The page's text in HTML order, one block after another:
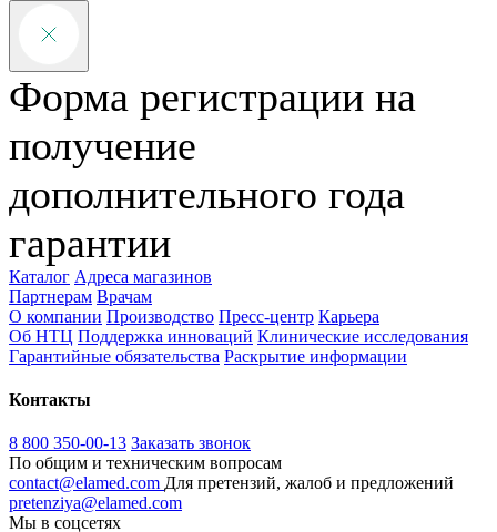
Форма регистрации на
получение
дополнительного года
гарантии
Каталог Адреса магазинов
Партнерам Врачам
О компании Производство Пресс-центр Карьера
Об НТЦ Поддержка инноваций Клинические исследования
Гарантийные обязательства Раскрытие информации
Контакты
8 800 350-00-13 Заказать звонок
По общим и техническим вопросам
contact@elamed.com Для претензий, жалоб и предложений
pretenziya@elamed.com
Мы в соцсетях